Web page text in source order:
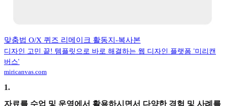
맞춤법 O/X 퀴즈 리메이크 활동지-복사본
디자인 고민 끝! 템플릿으로 바로 해결하는 웹 디자인 플랫폼 '미리캔
버스'
miricanvas.com
1.
자료를 수업 및 운영에서 활용하시면서 다양한 경험 및 사례를